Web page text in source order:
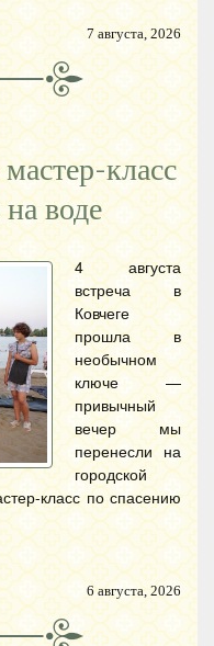
7 августа, 2026
класс
воде
4 августа
встреча в
Ковчеге
прошла в
необычном
ключе —
привычный
вечер мы
перенесли на
городской
класс по спасению
6 августа, 2026